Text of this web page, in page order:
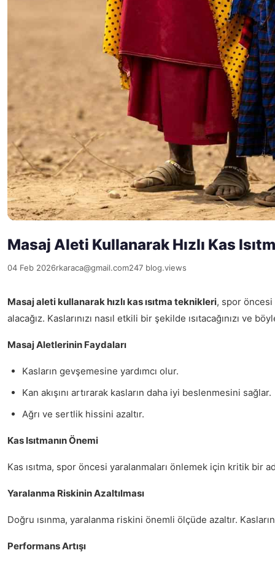
Masaj Aleti Kullanarak Hızlı Kas
04 Feb 2026rkaraca@gmail.com247 blog.views
Masaj aleti kullanarak hızlı kas ısıtma teknikleri, spor öncesi
alacağız. Kaslarınızı nasıl etkili bir şekilde ısıtacağınızı ve
Masaj Aletlerinin Faydaları
Kasların gevşemesine yardımcı olur.
Kan akışını artırarak kasların daha iyi beslenmesini sağlar.
Ağrı ve sertlik hissini azaltır.
Kas Isıtmanın Önemi
Kas ısıtma, spor öncesi yaralanmaları önlemek için kritik bir
Yaralanma Riskinin Azaltılması
Doğru ısınma, yaralanma riskini önemli ölçüde azaltır.
Performans Artışı